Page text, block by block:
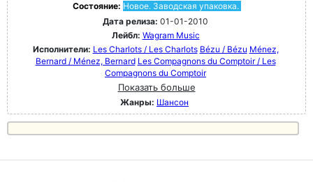
Состояние: Новое. Заводская упаковка.
Дата релиза: 01-01-2010
Лейбл: Wagram Music
Исполнители: Les Charlots / Les Charlots Bézu / Bézu Ménez,
Bernard / Ménez, Bernard Les Compagnons du Comptoir / Les
Compagnons du Comptoir
Показать больше
Жанры: Шансон